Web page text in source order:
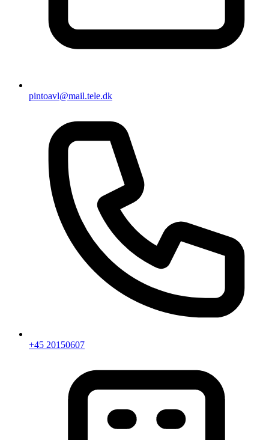
pintoavl@mail.tele.dk
+45 20150607